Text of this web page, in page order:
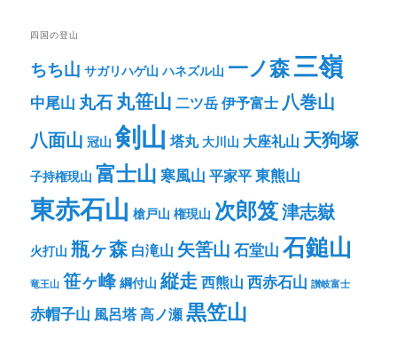
四国の登山
ちち山 サガリハゲ山 ハネズル山 一ノ森三嶺
中尾山 丸石丸笹山 二ツ岳伊予富士 八巻山
八面山 冠山 剣山 塔丸 大川山 大座礼山 天狗塚
子持権現山 富士山 寒風山 平家平東熊山
東赤石山 槍戸山 権現山 次郎笈津志嶽
火打山 瓶ヶ森 白滝山 矢筈山 石堂山 石鎚山
竜王山 笹ヶ峰 綱付山 縦走西熊山 西赤石山 讃岐富士
赤帽子山 風呂塔高ノ瀬黒笠山